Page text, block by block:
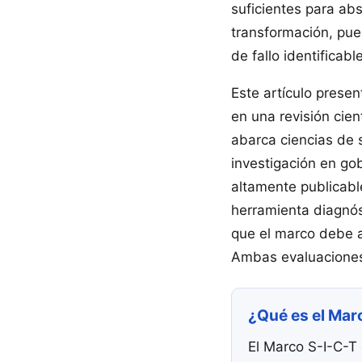
suficientes para
transformación,
de fallo
Este artículo
en una revisión
abarca ciencias de
investigación en
altamente
herramienta
que el marco debe
Ambas
¿Qué es el
El Marco S-I-C-